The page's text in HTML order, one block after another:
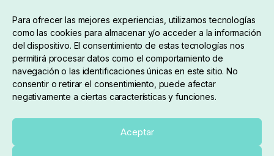
Para ofrecer las mejores experiencias, utilizamos tecnologías
como las cookies para almacenar y/o acceder a la información
del dispositivo. El consentimiento de estas tecnologías nos
permitirá procesar datos como el comportamiento de
navegación o las identificaciones únicas en este sitio. No
consentir o retirar el consentimiento, puede afectar
negativamente a ciertas características y funciones.
Aceptar
pedidos@elrincondelcarpfishing.com
910 824 923
Lunes a Viernes de 10:00 a 14:00 horas y 17:00 a
20:00
Paseo de Guadalajara, 36. Local 3. 28702. San